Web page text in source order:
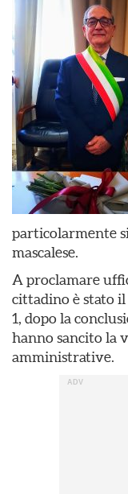
particolarmente
mascalese.
A proclamare
cittadino è stato
1, dopo la
hanno sancito la
amministrative.